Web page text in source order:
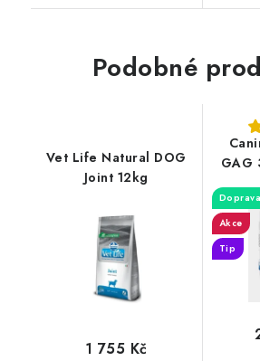
Podobné
Vet Life Natural DOG
Joint 12kg
1 755 Kč
GAG
Akce
Tip